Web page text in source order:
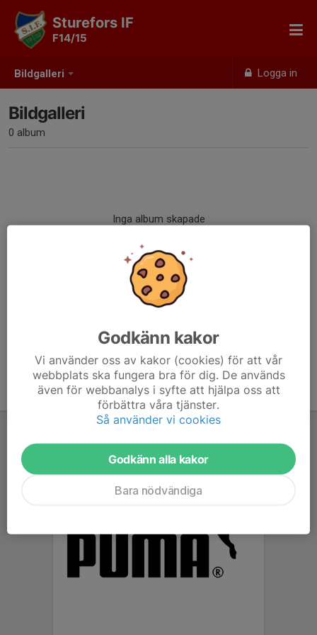
Bildgalleri Logga in
Sturefors IF
F14/15
Bildgalleri
0 album
Inga album skapade
Godkänn kakor
Vi använder oss av kakor (cookies) för att vår
webbplats ska fungera bra för dig. De används
även för webbanalys i syfte att hjälpa oss att
förbättra våra tjänster.
Så använder vi cookies
Godkänn alla kakor
Bara nödvändiga